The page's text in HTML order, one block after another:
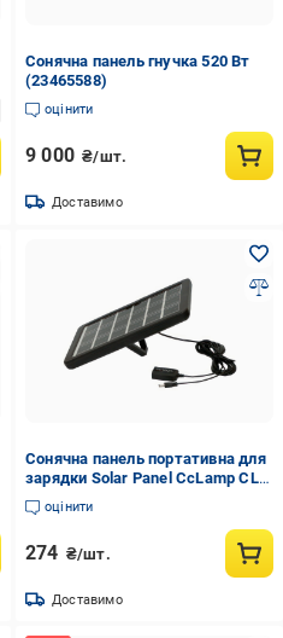
Сонячна панель гнучка 520 Вт
(23465588)
оцінити
9 000 ₴/шт.
Доставимо
Сонячна панель портативна для
зарядки Solar Panel CcLamp CL-
980WP 8W 6V IP65 (2627)
оцінити
274 ₴/шт.
Доставимо